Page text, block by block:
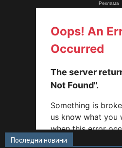
Реклама
Последни новини